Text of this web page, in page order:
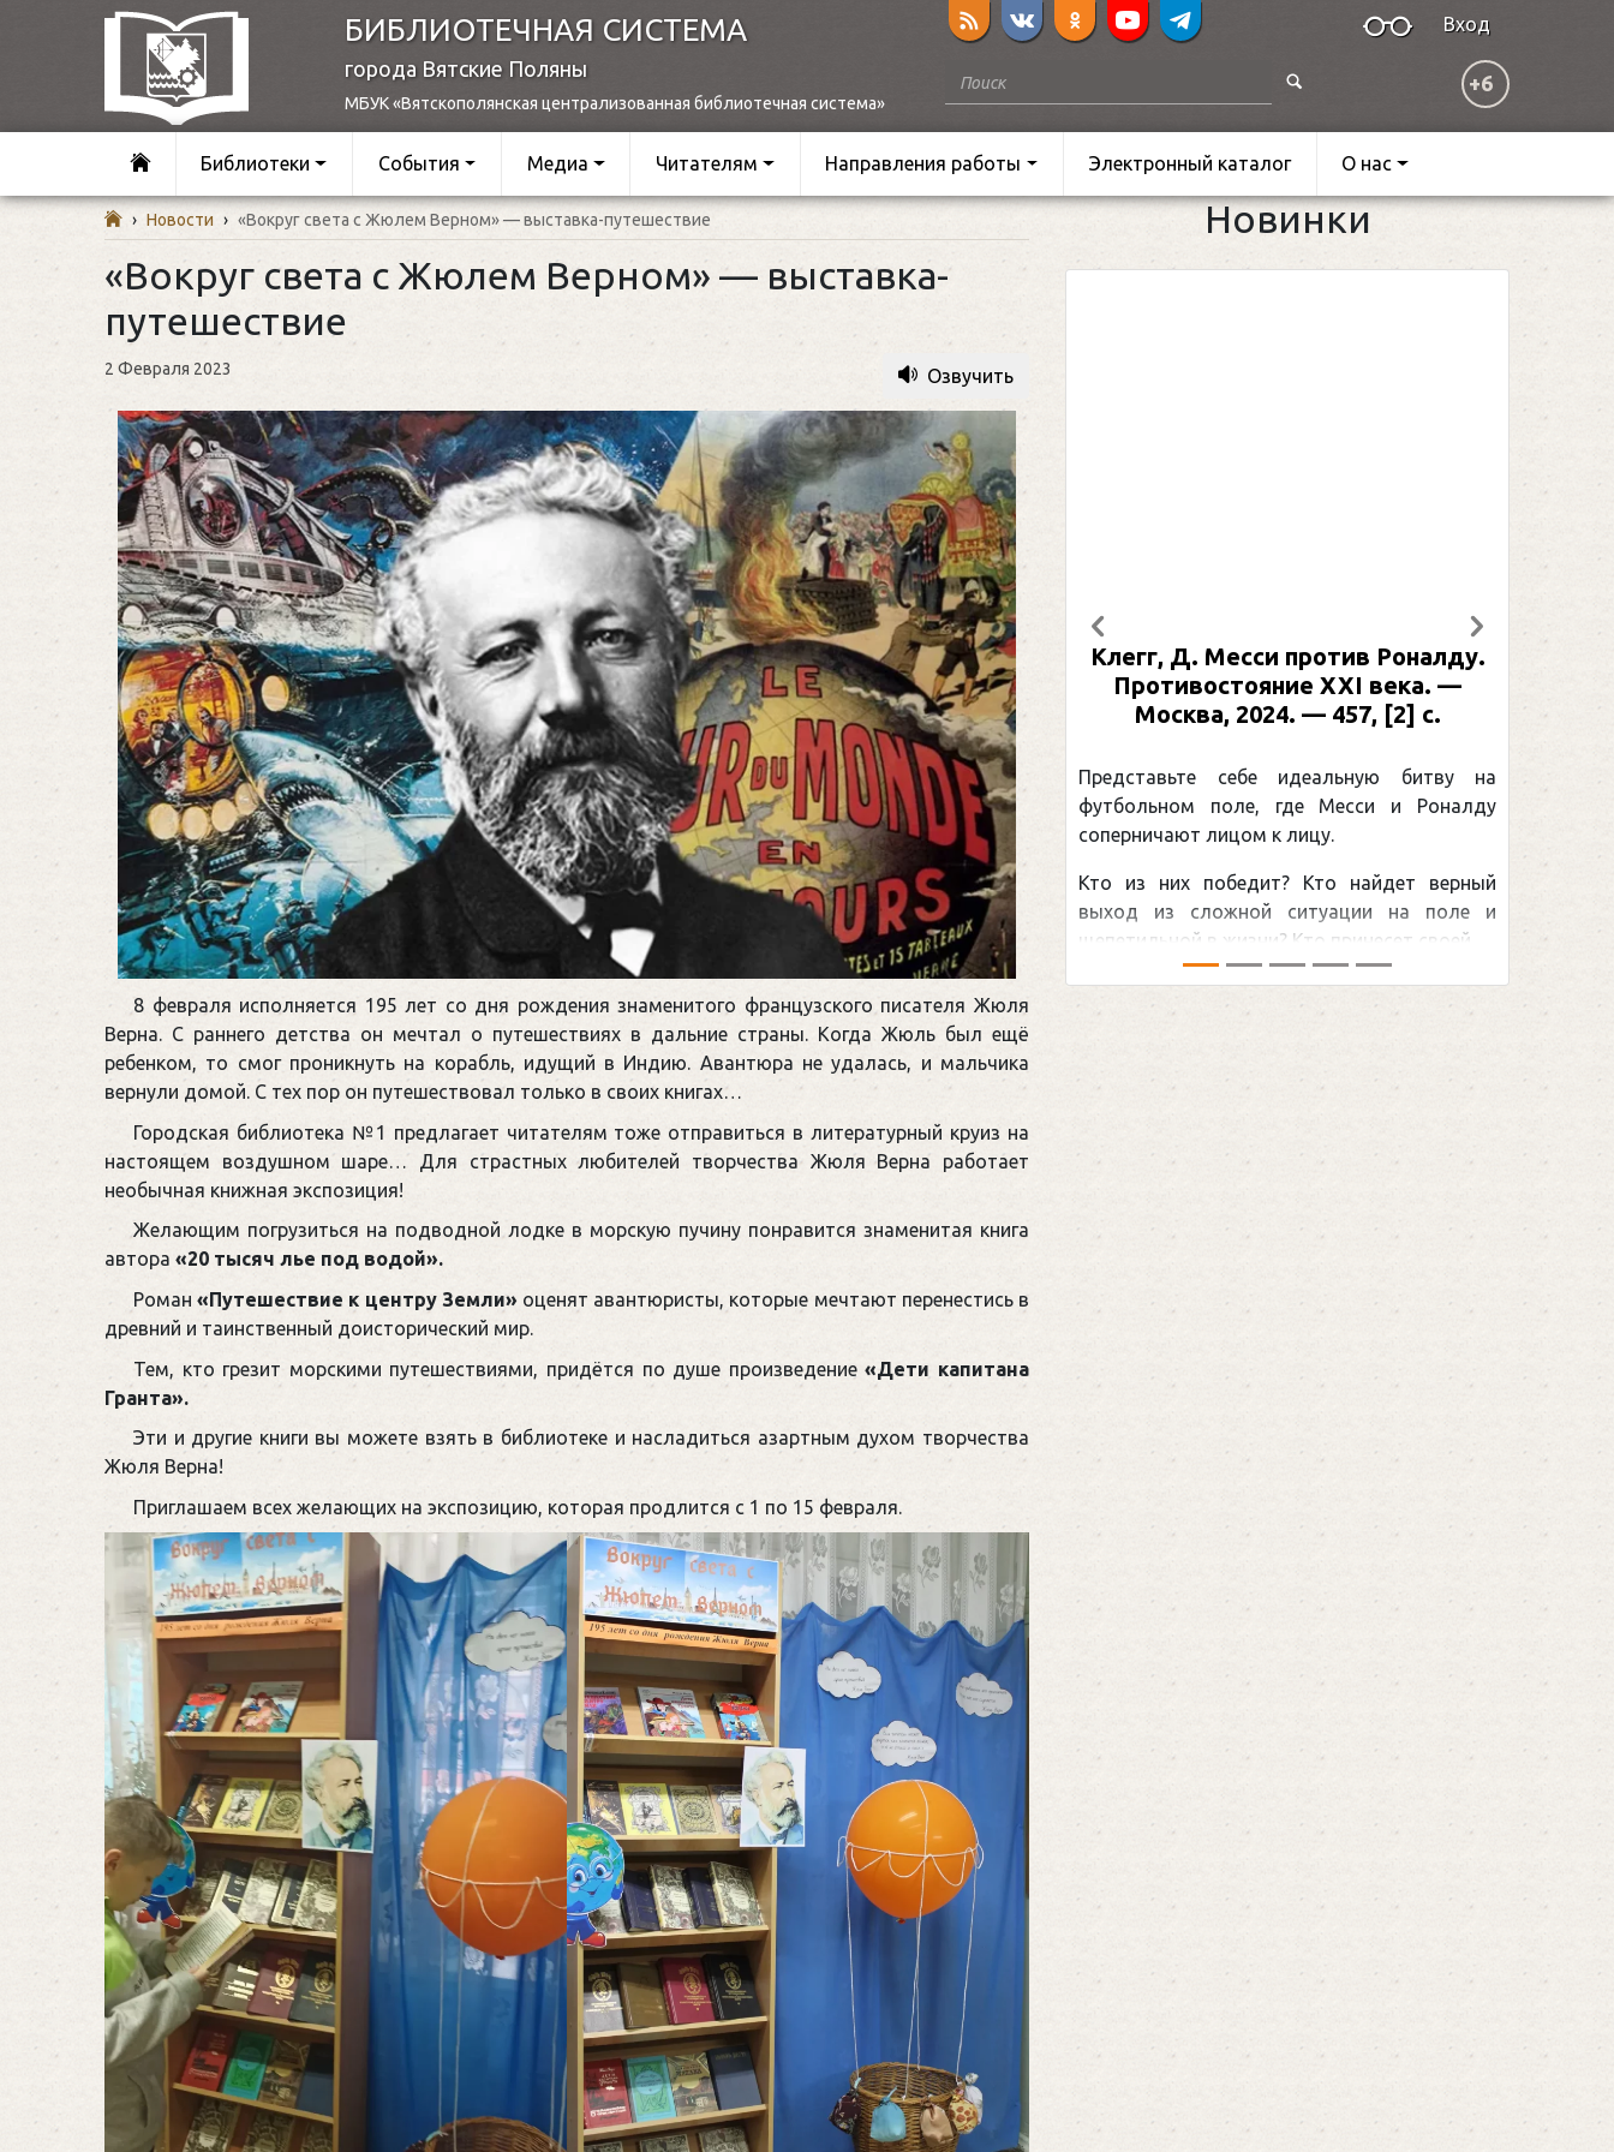
БИБЛИОТЕЧНАЯ СИСТЕМА
города Вятские Поляны
МБУК «Вятскополянская централизованная библиотечная система»
Вход
+6
Библиотеки События Медиа Читателям Направления работы Электронный каталог О нас
› Новости › «Вокруг света с Жюлем Верном» — выставка-путешествие
«Вокруг света с Жюлем Верном» — выставка-
путешествие
2 Февраля 2023 Озвучить
8 февраля исполняется 195 лет со дня рождения знаменитого французского писателя Жюля
Верна. С раннего детства он мечтал о путешествиях в дальние страны. Когда Жюль был ещё
ребенком, то смог проникнуть на корабль, идущий в Индию. Авантюра не удалась, и мальчика
вернули домой. С тех пор он путешествовал только в своих книгах…
Городская библиотека №1 предлагает читателям тоже отправиться в литературный круиз на
настоящем воздушном шаре… Для страстных любителей творчества Жюля Верна работает
необычная книжная экспозиция!
Желающим погрузиться на подводной лодке в морскую пучину понравится знаменитая книга
автора «20 тысяч лье под водой».
Роман«Путешествие к центру Земли» оценят авантюристы, которые мечтают перенестись в
древний и таинственный доисторический мир.
Тем, кто грезит морскими путешествиями, придётся по душе произведение«Дети капитана
Гранта».
Эти и другие книги вы можете взять в библиотеке и насладиться азартным духом творчества
Жюля Верна!
Приглашаем всех желающих на экспозицию, которая продлится с 1 по 15 февраля.
Новинки
Клегг, Д. Месси против Роналду.
Противостояние XXI века. —
Москва, 2024. — 457, [2] с.
Представьте себе идеальную битву на
футбольном поле, где Месси и Роналду
соперничают лицом к лицу.
Кто из них победит? Кто найдет верный
выход из сложной ситуации на поле и
щепетильной в жизни? Кто принесет своей ...
Рабинер, И. Я. Александр Овечкин
: иллюстрированная биография. —
Москва, 2024 (макет 2025). — 133,
Спорт)
снайперским рекордом НХЛ, который
принадлежит великому канадцу Уэйну
Гретцки, — едва ли не самая обсуждаемая
хоккейная тема последних лет в мире.Перед
сезоном Национальной хоккейной лиги — ...
Предыдущий Следующий